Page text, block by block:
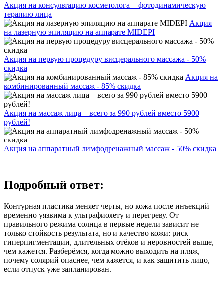
Акция на консультацию косметолога + фотодинамическую
терапию лица
Акция
на лазерную эпиляцию на аппарате MIDEPI
Акция на первую процедуру висцерального массажа - 50%
скидка
Акция на
комбинированный массаж - 85% скидка
Акция на массаж лица – всего за 990 рублей вместо 5900
рублей!
Акция на аппаратный лимфодренажный массаж - 50% скидка
Подробный ответ:
Контурная пластика меняет черты, но кожа после инъекций
временно уязвима к ультрафиолету и перегреву. От
правильного режима солнца в первые недели зависит не
только стойкость результата, но и качество кожи: риск
гиперпигментации, длительных отёков и неровностей выше,
чем кажется. Разберёмся, когда можно выходить на пляж,
почему солярий опаснее, чем кажется, и как защитить лицо,
если отпуск уже запланирован.